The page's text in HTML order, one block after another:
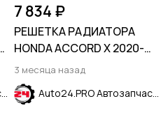
Auto24.PRO Автозапчасти
7 834 ₽
РЕШЕТКА РАДИАТОРА
HONDA ACCORD X 2020-
2023
3 месяца назад
Auto24.PRO Автозапчасти